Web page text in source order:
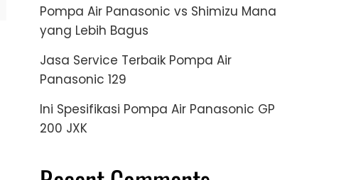
Pompa Air Panasonic vs Shimizu Mana
yang Lebih Bagus
Jasa Service Terbaik Pompa Air
Panasonic 129
Ini Spesifikasi Pompa Air Panasonic GP
200 JXK